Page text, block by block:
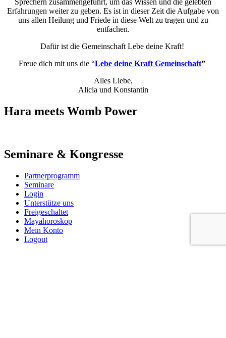
Sprechern zusammengeführt, um das Wissen und die gelebten
Erfahrungen weiter zu geben. Es ist in dieser Zeit die Aufgabe von
uns allen Heilung und Friede in diese Welt zu tragen und zu
entfachen.
Dafür ist die Gemeinschaft Lebe deine Kraft!
Freue dich mit uns die “Lebe deine Kraft Gemeinschaft”
Alles Liebe,
Alicia und Konstantin
Hara meets Womb Power
Seminare & Kongresse
Partnerprogramm
Seminare
Login
Unterstütze uns
Freigeschaltet
Mayahoroskop
Mein Konto
Logout